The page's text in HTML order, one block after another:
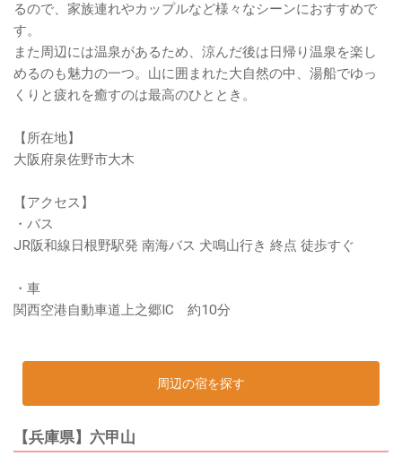
るので、家族連れやカップルなど様々なシーンにおすすめで
す。
また周辺には温泉があるため、涼んだ後は日帰り温泉を楽し
めるのも魅力の一つ。山に囲まれた大自然の中、湯船でゆっ
くりと疲れを癒すのは最高のひととき。
【所在地】
大阪府泉佐野市大木
【アクセス】
・バス
JR阪和線日根野駅発 南海バス 犬鳴山行き 終点 徒歩すぐ
・車
関西空港自動車道上之郷IC 約10分
周辺の宿を探す
【兵庫県】六甲山